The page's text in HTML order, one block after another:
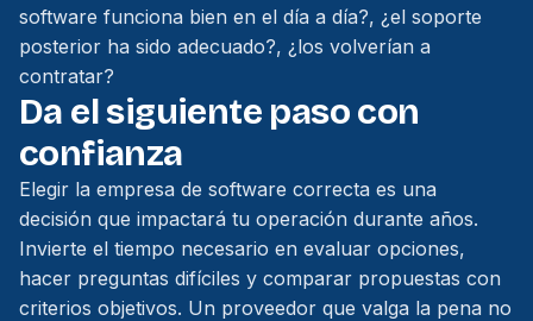
software funciona bien en el día a día?, ¿el soporte
posterior ha sido adecuado?, ¿los volverían a
contratar?
Da el siguiente paso con
confianza
Elegir la empresa de software correcta es una
decisión que impactará tu operación durante años.
Invierte el tiempo necesario en evaluar opciones,
hacer preguntas difíciles y comparar propuestas con
criterios objetivos. Un proveedor que valga la pena no